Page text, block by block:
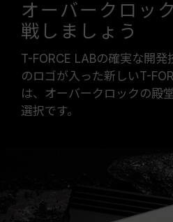
オーバークロッ
戦しましょう
T-FORCE LABの確実な開発
のロゴが入った新しいT-
は、オーバークロックの殿
選択です。